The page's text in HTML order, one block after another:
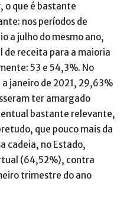
o que é bastante
nos períodos de
a julho do mesmo ano,
receita para a maioria
53 e 54,3%. No
janeiro de 2021, 29,63%
ter amargado
bastante relevante,
que pouco mais da
cadeia, no Estado,
(64,52%), contra
trimestre do ano